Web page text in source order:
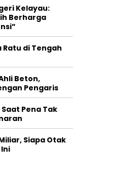
Kelayau:
Berharga
Ratu di Tengah
Beton,
Pengaris
Pena Tak
Siapa Otak